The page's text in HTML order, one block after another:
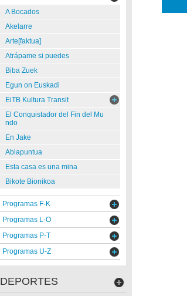
A Bocados
Akelarre
Arte[faktua]
Atrápame si puedes
Biba Zuek
Egun on Euskadi
EiTB Kultura Transit
El Conquistador del Fin del Mu
ndo
En Jake
Abiapuntua
Esta casa es una mina
Bikote Bionikoa
Programas F-K
Programas L-O
Programas P-T
Programas U-Z
DEPORTES